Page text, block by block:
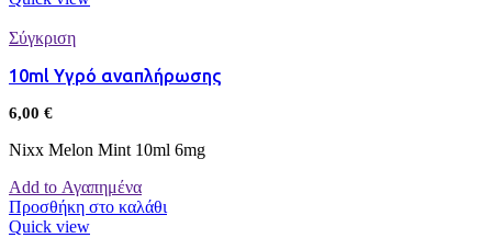
Σύγκριση
10ml Υγρό αναπλήρωσης
6,00 €
Nixx Melon Mint 10ml 6mg
Add to Αγαπημένα
Προσθήκη στο καλάθι
Quick view